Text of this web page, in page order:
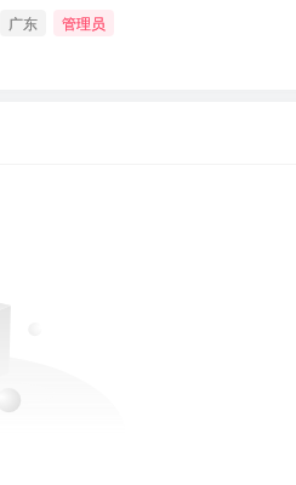
广东 管理员